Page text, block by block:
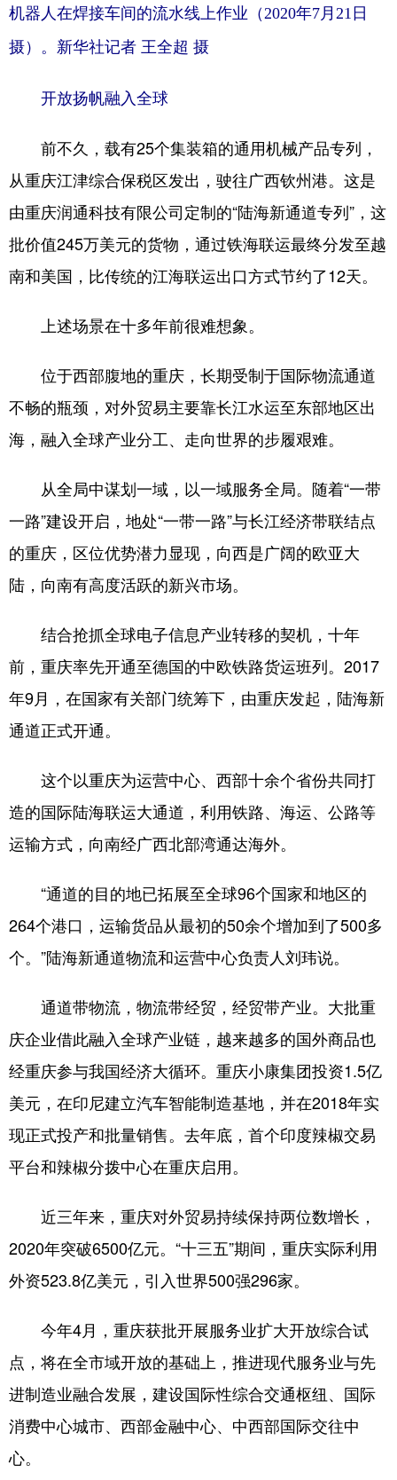
机器人在焊接车间的流水线上作业（2020年7月21日
摄）。新华社记者 王全超 摄
开放扬帆融入全球
前不久，载有25个集装箱的通用机械产品专列，
从重庆江津综合保税区发出，驶往广西钦州港。这是
由重庆润通科技有限公司定制的“陆海新通道专列”，这
批价值245万美元的货物，通过铁海联运最终分发至越
南和美国，比传统的江海联运出口方式节约了12天。
上述场景在十多年前很难想象。
位于西部腹地的重庆，长期受制于国际物流通道
不畅的瓶颈，对外贸易主要靠长江水运至东部地区出
海，融入全球产业分工、走向世界的步履艰难。
从全局中谋划一域，以一域服务全局。随着“一带
一路”建设开启，地处“一带一路”与长江经济带联结点
的重庆，区位优势潜力显现，向西是广阔的欧亚大
陆，向南有高度活跃的新兴市场。
结合抢抓全球电子信息产业转移的契机，十年
前，重庆率先开通至德国的中欧铁路货运班列。2017
年9月，在国家有关部门统筹下，由重庆发起，陆海新
通道正式开通。
这个以重庆为运营中心、西部十余个省份共同打
造的国际陆海联运大通道，利用铁路、海运、公路等
运输方式，向南经广西北部湾通达海外。
“通道的目的地已拓展至全球96个国家和地区的
264个港口，运输货品从最初的50余个增加到了500多
个。”陆海新通道物流和运营中心负责人刘玮说。
通道带物流，物流带经贸，经贸带产业。大批重
庆企业借此融入全球产业链，越来越多的国外商品也
经重庆参与我国经济大循环。重庆小康集团投资1.5亿
美元，在印尼建立汽车智能制造基地，并在2018年实
现正式投产和批量销售。去年底，首个印度辣椒交易
平台和辣椒分拨中心在重庆启用。
近三年来，重庆对外贸易持续保持两位数增长，
2020年突破6500亿元。“十三五”期间，重庆实际利用
外资523.8亿美元，引入世界500强296家。
今年4月，重庆获批开展服务业扩大开放综合试
点，将在全市域开放的基础上，推进现代服务业与先
进制造业融合发展，建设国际性综合交通枢纽、国际
消费中心城市、西部金融中心、中西部国际交往中
心。